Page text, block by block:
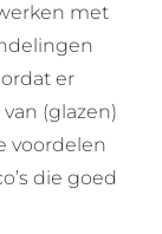
met
er
(glazen)
voordelen
die goed